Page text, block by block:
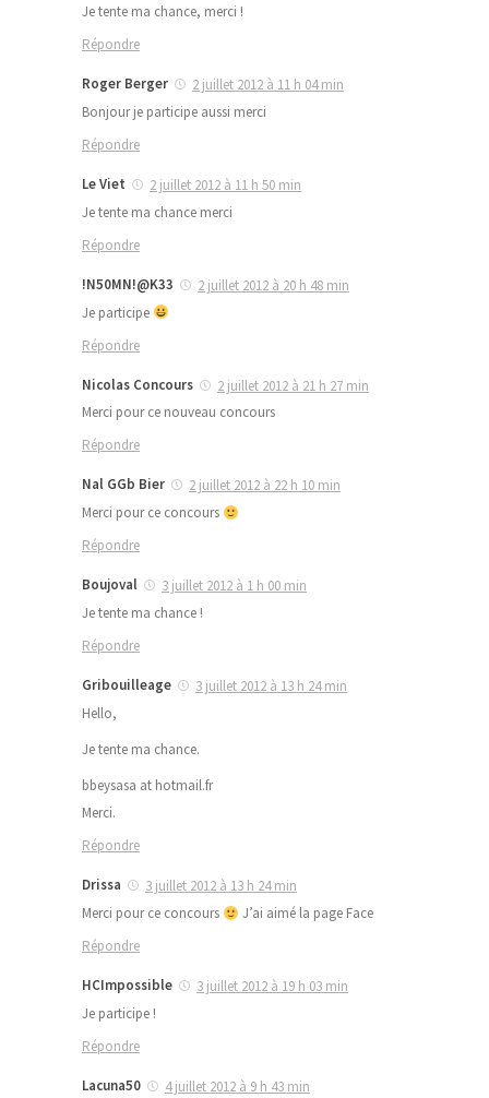
Je tente ma chance, merci !
Répondre
Roger Berger
2 juillet 2012 à 11 h 04 min
Bonjour je participe aussi merci
Répondre
Le Viet
2 juillet 2012 à 11 h 50 min
Je tente ma chance merci
Répondre
!N50MN!@K33
2 juillet 2012 à 20 h 48 min
Je participe
Répondre
Nicolas Concours
2 juillet 2012 à 21 h 27 min
Merci pour ce nouveau concours
Répondre
Nal GGb Bier
2 juillet 2012 à 22 h 10 min
Merci pour ce concours
Répondre
Boujoval
3 juillet 2012 à 1 h 00 min
Je tente ma chance !
Répondre
Gribouilleage
3 juillet 2012 à 13 h 24 min
Hello,
Je tente ma chance.
bbeysasa at hotmail.fr
Merci.
Répondre
Drissa
3 juillet 2012 à 13 h 24 min
Merci pour ce concours
J’ai aimé la page Face
Répondre
HCImpossible
3 juillet 2012 à 19 h 03 min
Je participe !
Répondre
Lacuna50
4 juillet 2012 à 9 h 43 min